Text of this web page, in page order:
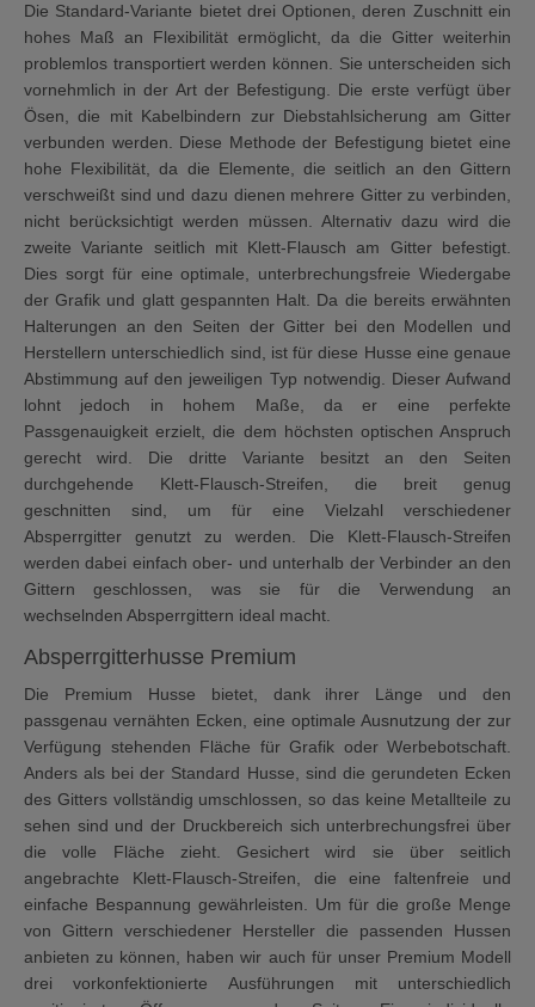
Die Standard-Variante bietet drei Optionen, deren Zuschnitt ein
hohes Maß an Flexibilität ermöglicht, da die Gitter weiterhin
problemlos transportiert werden können. Sie unterscheiden sich
vornehmlich in der Art der Befestigung. Die erste verfügt über
Ösen, die mit Kabelbindern zur Diebstahlsicherung am Gitter
verbunden werden. Diese Methode der Befestigung bietet eine
hohe Flexibilität, da die Elemente, die seitlich an den Gittern
verschweißt sind und dazu dienen mehrere Gitter zu verbinden,
nicht berücksichtigt werden müssen. Alternativ dazu wird die
zweite Variante seitlich mit Klett-Flausch am Gitter befestigt.
Dies sorgt für eine optimale, unterbrechungsfreie Wiedergabe
der Grafik und glatt gespannten Halt. Da die bereits erwähnten
Halterungen an den Seiten der Gitter bei den Modellen und
Herstellern unterschiedlich sind, ist für diese Husse eine genaue
Abstimmung auf den jeweiligen Typ notwendig. Dieser Aufwand
lohnt jedoch in hohem Maße, da er eine perfekte
Passgenauigkeit erzielt, die dem höchsten optischen Anspruch
gerecht wird. Die dritte Variante besitzt an den Seiten
durchgehende Klett-Flausch-Streifen, die breit genug
geschnitten sind, um für eine Vielzahl verschiedener
Absperrgitter genutzt zu werden. Die Klett-Flausch-Streifen
werden dabei einfach ober- und unterhalb der Verbinder an den
Gittern geschlossen, was sie für die Verwendung an
wechselnden Absperrgittern ideal macht.
Absperrgitterhusse Premium
Die Premium Husse bietet, dank ihrer Länge und den
passgenau vernähten Ecken, eine optimale Ausnutzung der zur
Verfügung stehenden Fläche für Grafik oder Werbebotschaft.
Anders als bei der Standard Husse, sind die gerundeten Ecken
des Gitters vollständig umschlossen, so das keine Metallteile zu
sehen sind und der Druckbereich sich unterbrechungsfrei über
die volle Fläche zieht. Gesichert wird sie über seitlich
angebrachte Klett-Flausch-Streifen, die eine faltenfreie und
einfache Bespannung gewährleisten. Um für die große Menge
von Gittern verschiedener Hersteller die passenden Hussen
anbieten zu können, haben wir auch für unser Premium Modell
drei vorkonfektionierte Ausführungen mit unterschiedlich